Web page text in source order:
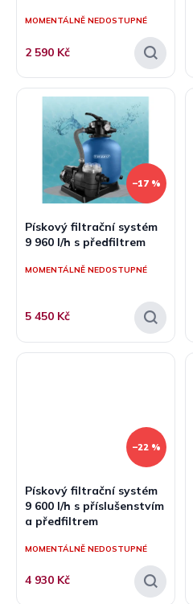
MOMENTÁLNĚ NEDOSTUPNÉ
2 590 Kč
–17 %
Pískový filtrační systém
9 960 l/h s předfiltrem
MOMENTÁLNĚ NEDOSTUPNÉ
5 450 Kč
–22 %
Pískový filtrační systém
9 600 l/h s příslušenstvím
a předfiltrem
MOMENTÁLNĚ NEDOSTUPNÉ
4 930 Kč